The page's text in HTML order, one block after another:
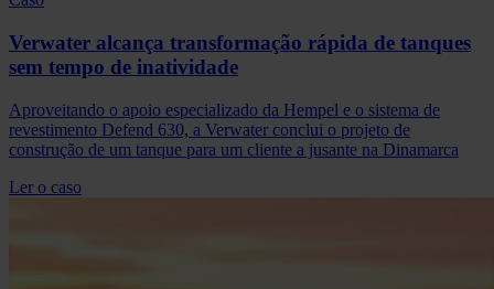
Verwater alcança transformação rápida de tanques
sem tempo de inatividade
Aproveitando o apoio especializado da Hempel e o sistema de
revestimento Defend 630, a Verwater conclui o projeto de
construção de um tanque para um cliente a jusante na Dinamarca
Ler o caso